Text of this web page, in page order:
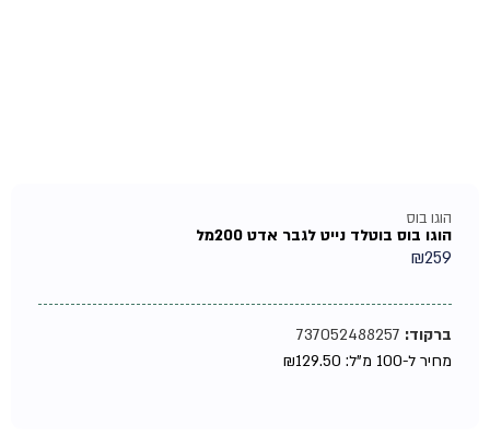
הוגו בוס
הוגו בוס בוטלד נייט לגבר אדט 200מל
₪259
ברקוד:737052488257
מחיר ל-100 מ"ל:
₪129.50